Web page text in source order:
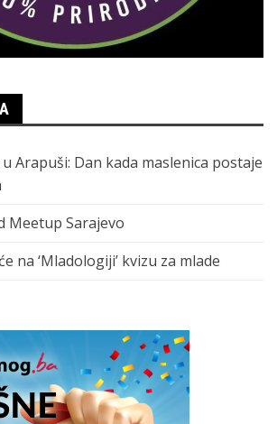
Arapuši: Dan kada maslenica postaje
Meetup Sarajevo
na ‘Mladologiji’ kvizu za mlade